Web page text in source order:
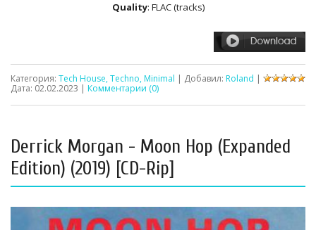
Quality: FLAC (tracks)
Категория: Tech House, Techno, Minimal | Добавил: Roland |
Дата: 02.02.2023 | Комментарии (0)
Derrick Morgan - Moon Hop (Expanded
Edition) (2019) [CD-Rip]